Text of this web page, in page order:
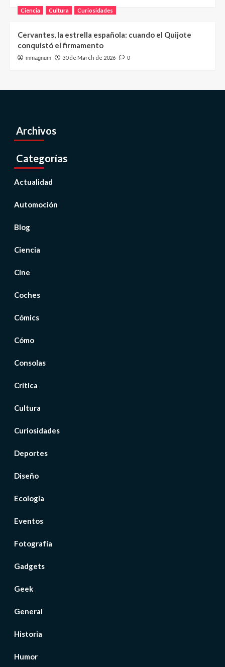
Ciencia Cultura Curiosidades
Cervantes, la estrella española: cuando el Quijote
conquistó el firmamento
mmagnum 30 de March de 2026 0
Archivos
Categorías
Actualidad
Automoción
Blog
Ciencia
Cine
Coches
Cómics
Cómo
Consolas
Crítica
Cultura
Curiosidades
Deportes
Diseño
Ecología
Eventos
Fotografía
Gadgets
Geek
General
Historia
Humor